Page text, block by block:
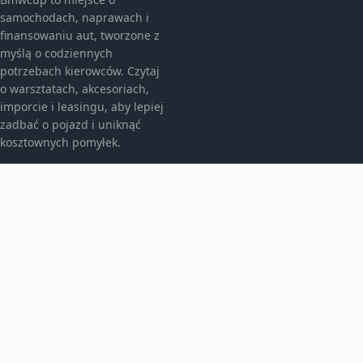
samochodach, naprawach i
finansowaniu aut, tworzone z
myślą o codziennych
potrzebach kierowców. Czytaj
o warsztatach, akcesoriach,
imporcie i leasingu, aby lepiej
zadbać o pojazd i uniknąć
kosztownych pomyłek.